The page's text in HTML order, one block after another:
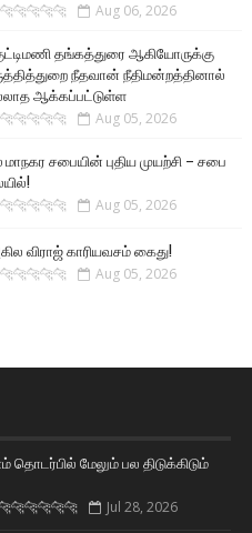
Aug 06, 2026
தங்கத்துரை ஆகியோருக்கு
நீதவான் நீதிமன்றத்தினால்
ஆக்கப்பட்டுள்ள
Aug 05, 2026
சபையின் புதிய முயற்சி – சபை
Aug 05, 2026
விராஜ் காரியவசம் கைது!
Aug 05, 2026
மேலும் பல திடுக்கிடும்
Jul 28, 2026